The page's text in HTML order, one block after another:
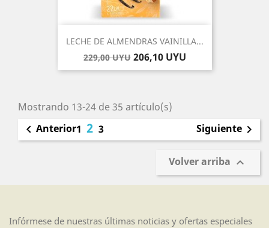
LECHE DE ALMENDRAS VAINILLA...
Precio
base
229,00 UYU Precio
206,10 UYU
Mostrando 13-24 de 35 artículo(s)
 Anterior1 2 3 Siguiente 
Volver arriba 
Infórmese de nuestras últimas noticias y ofertas especiales